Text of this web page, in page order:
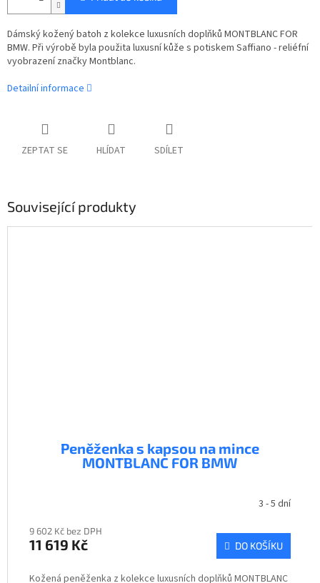
Dámský kožený batoh z kolekce luxusních doplňků MONTBLANC FOR
BMW. Při výrobě byla použita luxusní kůže s potiskem Saffiano - reliéfní
vyobrazení značky Montblanc.
Detailní informace
ZEPTAT SE HLÍDAT SDÍLET
Související produkty
Peněženka s kapsou na mince
MONTBLANC FOR BMW
3 - 5 dní
9 602 Kč bez DPH
11 619 Kč DO KOŠÍKU
Kožená peněženka z kolekce luxusních doplňků MONTBLANC